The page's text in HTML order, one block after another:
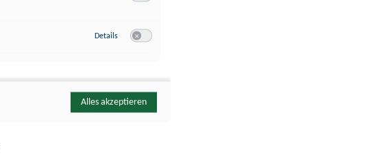
Details zu YouTube
Alles akzeptieren